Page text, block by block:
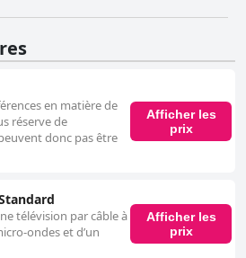
en matière de
réserve de
donc pas être
Afficher les
prix
télévision par câble à
ondes et d’un
Afficher les
prix